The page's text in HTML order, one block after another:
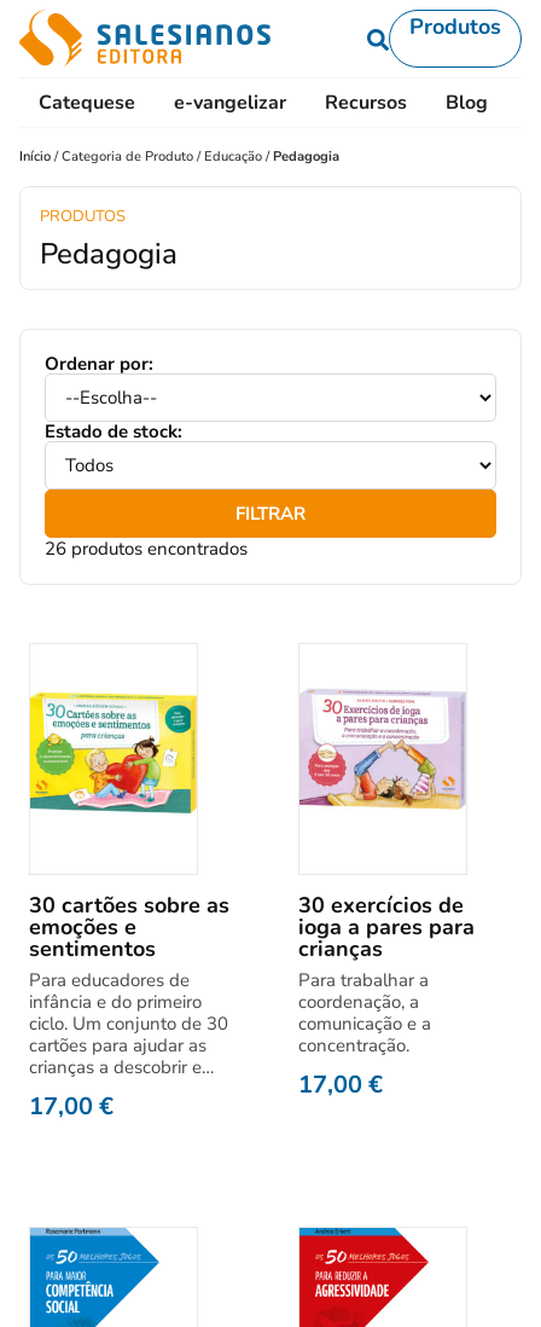
Produtos
Catequese e-vangelizar Recursos Blog
Início /Categoria de Produto / Educação /Pedagogia
PRODUTOS
Pedagogia
Ordenar por:
Estado de stock:
FILTRAR
26 produtos encontrados
30 cartões sobre as
emoções e
sentimentos
Para educadores de
infância e do primeiro
ciclo. Um conjunto de 30
cartões para ajudar as
crianças a descobrir e…
17,00€
30 exercícios de
ioga a pares para
crianças
Para trabalhar a
coordenação, a
comunicação e a
concentração.
17,00€